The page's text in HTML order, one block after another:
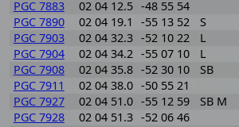
PGC 7883
02 04 12.5 -48 55 54
PGC 7890
02 04 19.1 -55 13 52 S
PGC 7903
02 04 32.3 -52 10 22 L
PGC 7904
02 04 34.2 -55 07 10 L
PGC 7908
02 04 35.8 -52 30 10 SB
PGC 7911
02 04 38.0 -50 55 21
PGC 7927
02 04 51.0 -55 12 59 SB M
PGC 7928
02 04 51.3 -52 06 46